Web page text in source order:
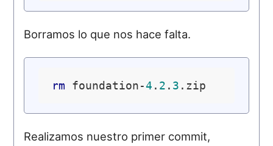
Borramos lo que nos hace falta.
rm foundation-4 . 2 . 3
Realizamos nuestro primer commit,